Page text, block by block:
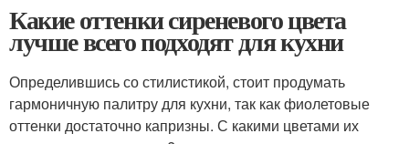
Какие оттенки сиреневого цвета
лучше всего подходят для кухни
Определившись со стилистикой, стоит продумать
гармоничную палитру для кухни, так как фиолетовые
оттенки достаточно капризны. С какими цветами их